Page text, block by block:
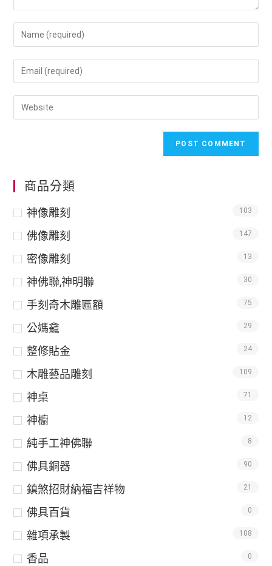
商品分類
神像雕刻 103
佛像雕刻 147
密像雕刻 13
神佛聯,神明聯 30
手刻奇木雕匾額 75
公媽龕 29
整修貼金 24
木雕藝品雕刻 109
神桌 71
神櫥 12
純手工神佛聯 8
佛具銅器 90
鎮煞招財納福吉祥物 21
佛具百貨 0
雜項承製 108
香品 0